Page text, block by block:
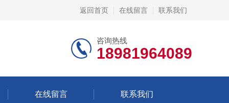
返回首页 在线留言 联系我们
咨询热线
18981964089
在线留言 联系我们